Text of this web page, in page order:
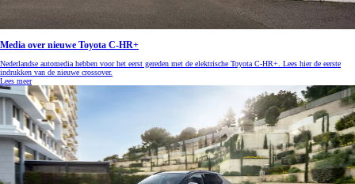
Media over nieuwe Toyota C-HR+
Nederlandse automedia hebben voor het eerst gereden met de elektrische Toyota C-HR+. Lees hier de eerste
indrukken van de nieuwe crossover.
Lees meer